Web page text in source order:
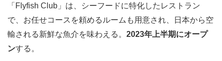
「Flyfish Club」は、シーフードに特化したレストラン
で、お任せコースを頼めるルームも用意され、日本から空
輸される新鮮な魚介を味わえる。 2023年上半期にオープ
ンする。